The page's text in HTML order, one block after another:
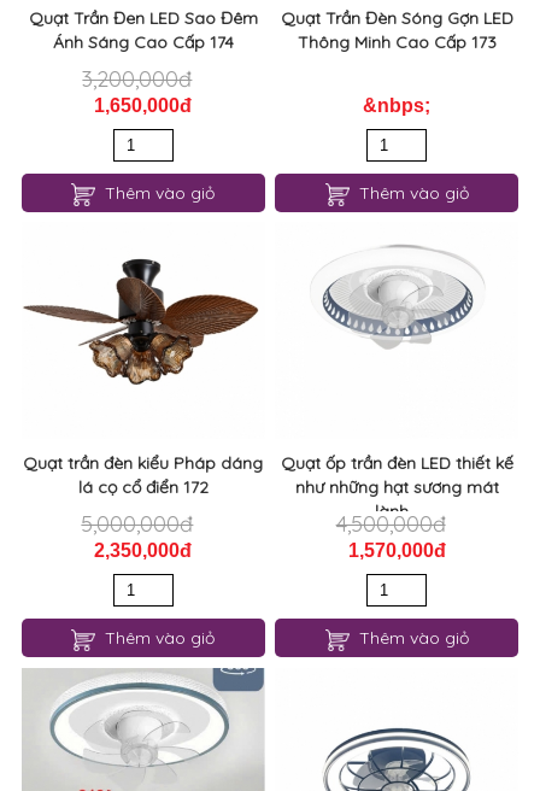
Quạt Trần Đen LED Sao Đêm
Ánh Sáng Cao Cấp 174
3,200,000đ
1,650,000đ
Thêm vào giỏ
Quạt Trần Đèn Sóng Gợn LED
Thông Minh Cao Cấp 173
&nbps;
Thêm vào giỏ
Quạt trần đèn kiểu Pháp dáng
lá cọ cổ điển 172
5,000,000đ
2,350,000đ
Thêm vào giỏ
Quạt ốp trần đèn LED thiết kế
như những hạt sương mát
lành...
4,500,000đ
1,570,000đ
Thêm vào giỏ